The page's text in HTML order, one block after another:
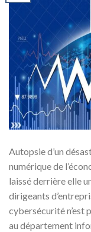
Autopsie d’un
numérique de
laissé derrière elle
dirigeants
cybersécurité n’est
au département